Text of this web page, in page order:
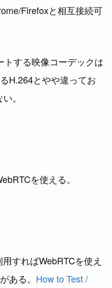
Firefoxと相互接続可
する映像コーデックは
H.264とやや違ってお
。
を使える。
用すればWebRTCを使え
ある。 How to Test /